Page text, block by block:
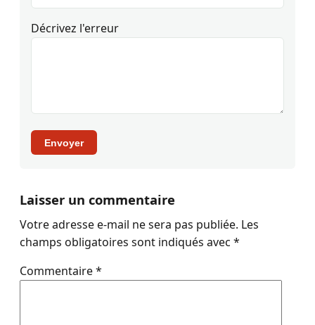
Décrivez l'erreur
Envoyer
Laisser un commentaire
Votre adresse e-mail ne sera pas publiée. Les
champs obligatoires sont indiqués avec *
Commentaire*